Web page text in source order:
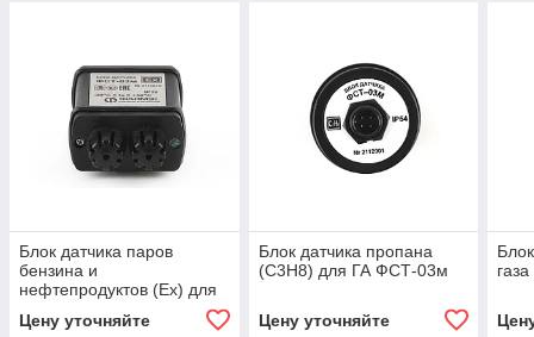
Блок датчика паров
бензина и
нефтепродуктов (Ex) для
Цену уточняйте
Блок датчика пропана
(C3H8) для ГА ФСТ-03м
Цену уточняйте